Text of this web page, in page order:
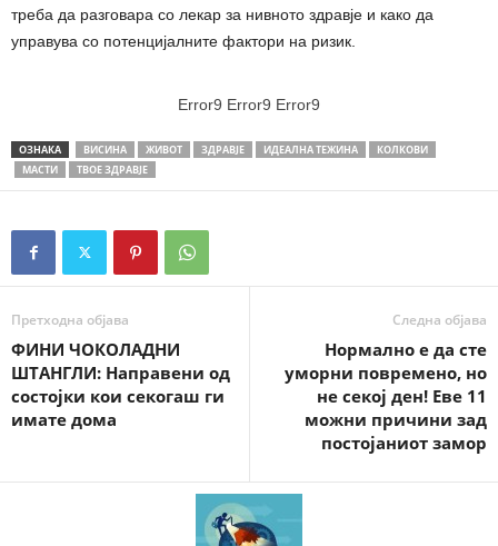
треба да разговара со лекар за нивното здравје и како да
управува со потенцијалните фактори на ризик.
Error9 Error9 Error9
ОЗНАКА ВИСИНА ЖИВОТ ЗДРАВЈЕ ИДЕАЛНА ТЕЖИНА
КОЛКОВИ
МАСТИ
ТВОЕ ЗДРАВЈЕ
Претходна објава
ФИНИ ЧОКОЛАДНИ
ШТАНГЛИ: Направени од
состојки кои секогаш ги
имате дома
Следна објава
Нормално е да сте
уморни повремено, но
не секој ден! Еве 11
можни причини зад
постојаниот замор